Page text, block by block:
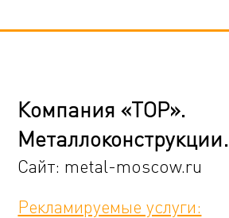
Компания «ТОР».
Металлоконструкции.
Сайт: metal-moscow.ru
Рекламируемые услуги: